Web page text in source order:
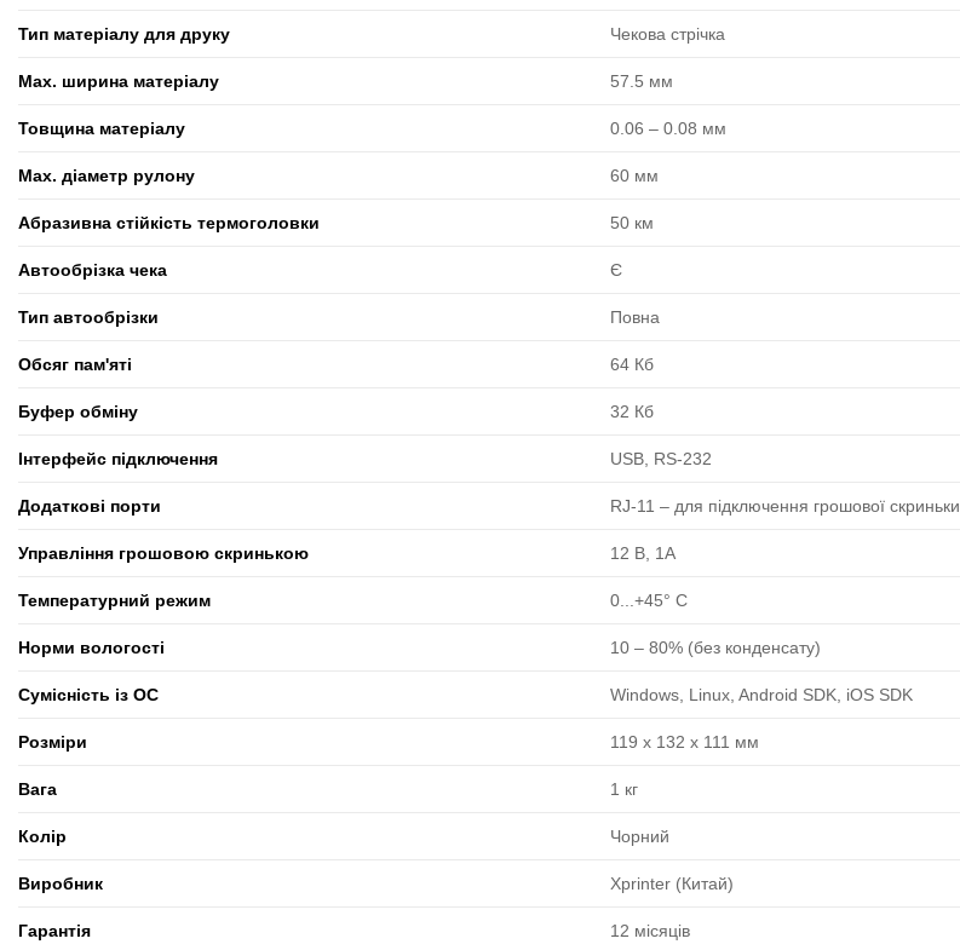
Тип матеріалу для друку Чекова стрічка
Max. ширина матеріалу 57.5 мм
Товщина матеріалу 0.06 ‒ 0.08 мм
Max. діаметр рулону 60 мм
Абразивна стійкість термоголовки 50 км
Автообрізка чека Є
Тип автообрізки Повна
Обсяг пам'яті 64 Кб
Буфер обміну 32 Кб
Інтерфейс підключення USB, RS-232
Додаткові порти RJ-11 ‒ для підключення грошової скриньки
Управління грошовою скринькою 12 В, 1А
Температурний режим 0...+45° C
Норми вологості 10 ‒ 80% (без конденсату)
Сумісність із ОС Windows, Linux, Android SDK, iOS SDK
Розміри 119 x 132 x 111 мм
Вага 1 кг
Колір Чорний
Виробник Xprinter (Китай)
Гарантія 12 місяців